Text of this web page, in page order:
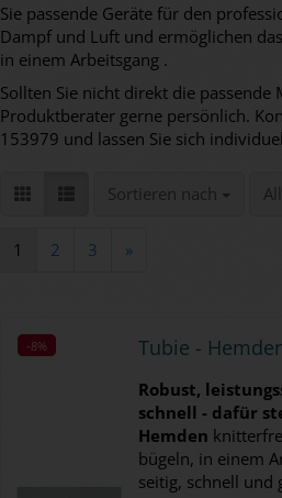
Sie passende Geräte für den
Dampf und Luft und ermöglichen
in einem Arbeitsgang .
Sollten Sie nicht direkt die
Produktberater gerne persönlich.
153979 und lassen Sie sich
Sortieren nach
Sortieren nach
1 2 3 »
-8%
-8% Tubie -
Ro­bust,
schnell - dafür
Hem­den
bü­geln, in einem
sei­tig, schnell und